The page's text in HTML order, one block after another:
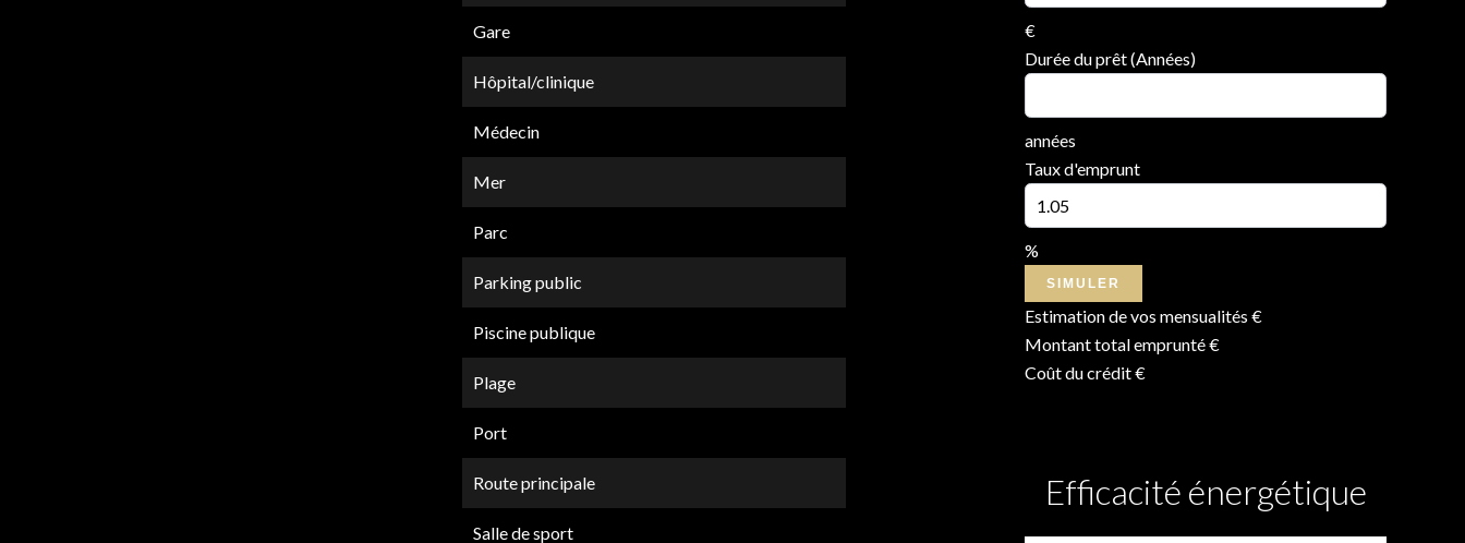
Gare
Hôpital/clinique
Médecin
Mer
Parc
Parking public
Piscine publique
Plage
Port
Route principale
Salle de sport
€
Durée du prêt (Années)
années
Taux d'emprunt
%
SIMULER
Estimation de vos mensualités €
Montant total emprunté€
Coût du crédit€
Efficacité énergétique